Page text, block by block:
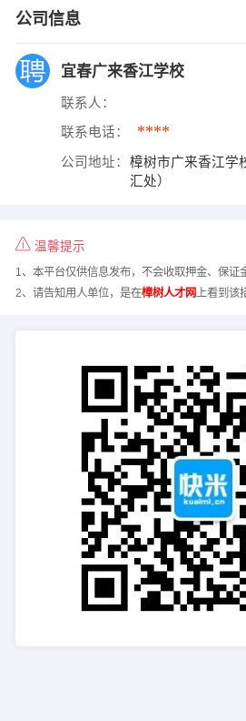
公司信息
宜春广来香江学校
联系人：
联系电话： ****
公司地址：
樟树市广来香江学
汇处）
温馨提示
1、本平台仅供信息发布，不会收取押金、保证
2、请告知用人单位，是在樟树人才网 上看到该